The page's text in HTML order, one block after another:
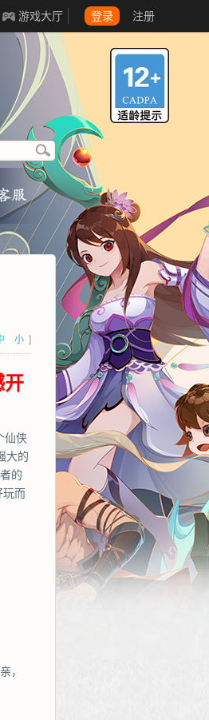
游戏大厅 登录 注册
小 ]
开
仙侠
大的
的
玩而
，